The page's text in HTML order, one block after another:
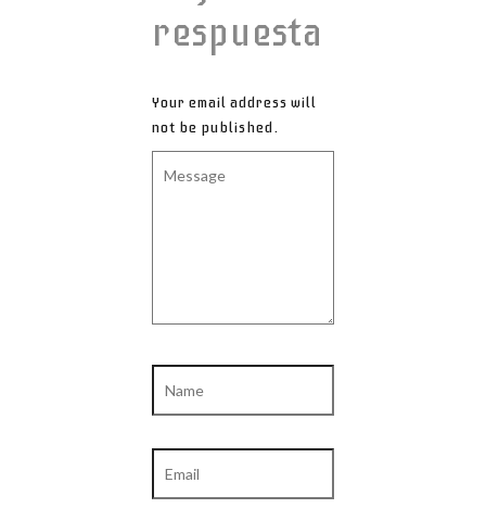
respuesta
Your email address will
not be published.